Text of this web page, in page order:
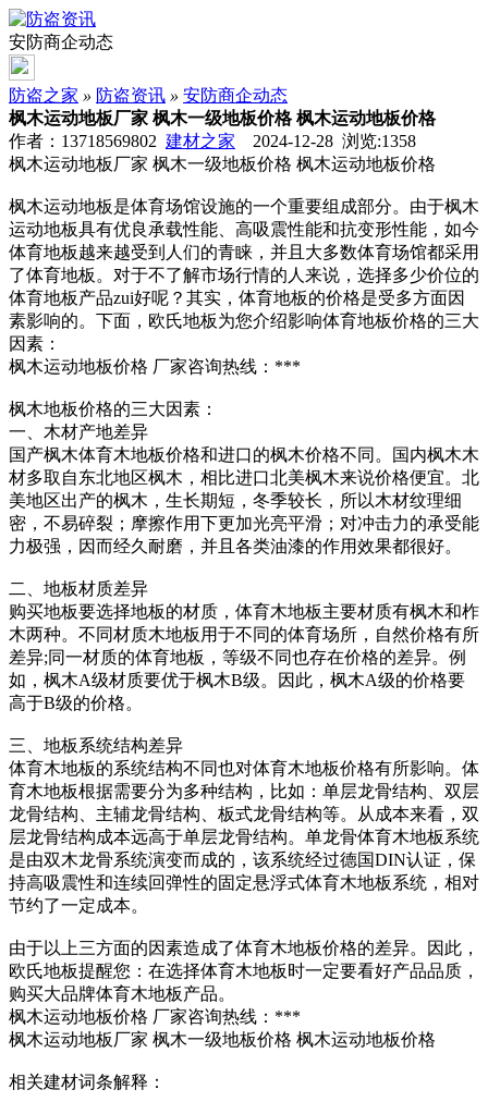
安防商企动态
防盗之家 » 防盗资讯 » 安防商企动态
枫木运动地板厂家 枫木一级地板价格 枫木运动地板价格
作者：13718569802 建材之家 2024-12-28 浏览:1358
枫木运动地板厂家 枫木一级地板价格 枫木运动地板价格
枫木运动地板是体育场馆设施的一个重要组成部分。由于枫木
运动地板具有优良承载性能、高吸震性能和抗变形性能，如今
体育地板越来越受到人们的青睐，并且大多数体育场馆都采用
了体育地板。对于不了解市场行情的人来说，选择多少价位的
体育地板产品zui好呢？其实，体育地板的价格是受多方面因
素影响的。下面，欧氏地板为您介绍影响体育地板价格的三大
因素：
枫木运动地板价格 厂家咨询热线：***
枫木地板价格的三大因素：
一、木材产地差异
国产枫木体育木地板价格和进口的枫木价格不同。国内枫木木
材多取自东北地区枫木，相比进口北美枫木来说价格便宜。北
美地区出产的枫木，生长期短，冬季较长，所以木材纹理细
密，不易碎裂；摩擦作用下更加光亮平滑；对冲击力的承受能
力极强，因而经久耐磨，并且各类油漆的作用效果都很好。
二、地板材质差异
购买地板要选择地板的材质，体育木地板主要材质有枫木和柞
木两种。不同材质木地板用于不同的体育场所，自然价格有所
差异;同一材质的体育地板，等级不同也存在价格的差异。例
如，枫木A级材质要优于枫木B级。因此，枫木A级的价格要
高于B级的价格。
三、地板系统结构差异
体育木地板的系统结构不同也对体育木地板价格有所影响。体
育木地板根据需要分为多种结构，比如：单层龙骨结构、双层
龙骨结构、主辅龙骨结构、板式龙骨结构等。从成本来看，双
层龙骨结构成本远高于单层龙骨结构。单龙骨体育木地板系统
是由双木龙骨系统演变而成的，该系统经过德国DIN认证，保
持高吸震性和连续回弹性的固定悬浮式体育木地板系统，相对
节约了一定成本。
由于以上三方面的因素造成了体育木地板价格的差异。因此，
欧氏地板提醒您：在选择体育木地板时一定要看好产品品质，
购买大品牌体育木地板产品。
枫木运动地板价格 厂家咨询热线：***
枫木运动地板厂家 枫木一级地板价格 枫木运动地板价格
相关建材词条解释：